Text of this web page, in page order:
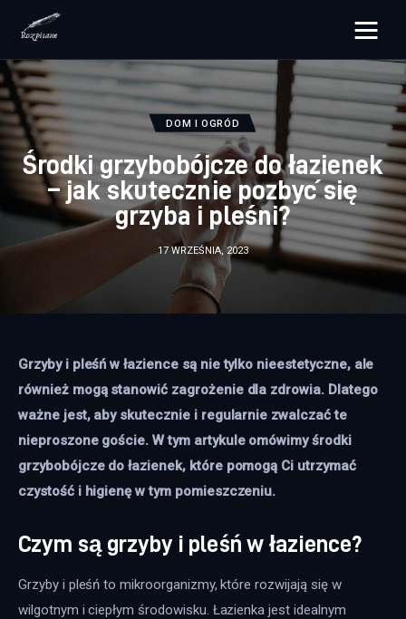
rozpisane.pl
Lifestyle
Zdrowie
Uroda
Dom i ogród
DOM I OGRÓD
Środki grzybobójcze do łazienek
– jak skutecznie pozbyć się
grzyba i pleśni?
17 WRZEŚNIA, 2023
Grzyby i pleśń w łazience są nie tylko nieestetyczne, ale
również mogą stanowić zagrożenie dla zdrowia. Dlatego
ważne jest, aby skutecznie i regularnie zwalczać te
nieproszone goście. W tym artykule omówimy środki
grzybobójcze do łazienek, które pomogą Ci utrzymać
czystość i higienę w tym pomieszczeniu.
Czym są grzyby i pleśń w łazience?
Grzyby i pleśń to mikroorganizmy, które rozwijają się w
wilgotnym i ciepłym środowisku. Łazienka jest idealnym